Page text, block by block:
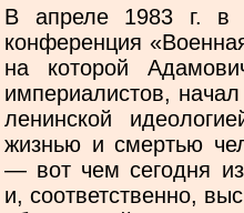
В апреле 1983 г. в
конференция
на которой
империалистов, начал
ленинской
жизнью и смертью
— вот чем сегодня
и, соответственно,